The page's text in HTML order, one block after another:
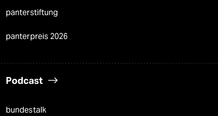
panterstiftung
panterpreis 2026
Podcast
bundestalk